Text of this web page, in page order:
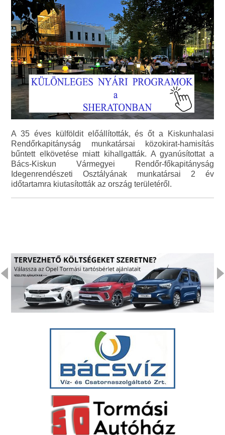
A 35 éves külföldit előállították, és őt a Kiskunhalasi
Rendőrkapitányság munkatársai közokirat-hamisítás
bűntett elkövetése miatt kihallgatták. A gyanúsítottat a
Bács-Kiskun Vármegyei Rendőr-főkapitányság
Idegenrendészeti Osztályának munkatársai 2 év
időtartamra kiutasították az ország területéről.